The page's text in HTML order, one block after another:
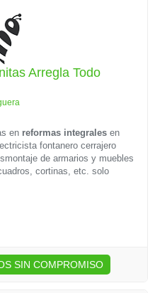
Arregla Todo
en reformas integrales en
fontanero cerrajero
de armarios y muebles
cortinas, etc. solo
SIN COMPROMISO